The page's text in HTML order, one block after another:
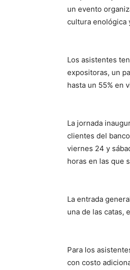
un evento
cultura enológica
Los asistentes
expositoras, un
hasta un 55% en
La jornada
clientes del
viernes 24 y
horas en las que
La entrada
una de las catas,
Para los
con costo